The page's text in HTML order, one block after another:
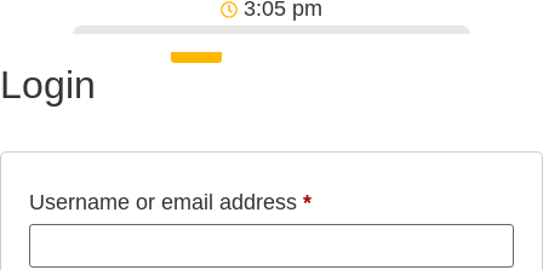
3:05 pm
Login
Username or email address *